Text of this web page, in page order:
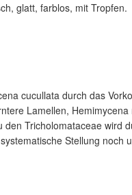
glatt, farblos, mit Tropfen.
cucullata durch das
Lamellen,
Tricholomataceae
Stellung noch